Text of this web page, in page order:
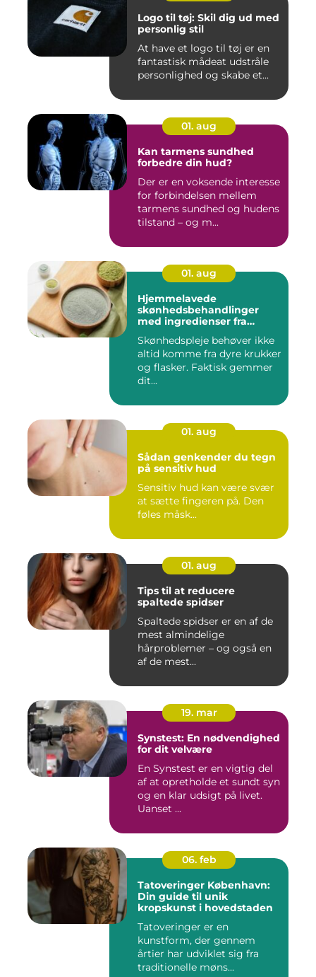
Logo til tøj: Skil dig ud med
personlig stil
At have et logo til tøj er en
fantastisk mådeat udstråle
personlighed og skabe et...
01. aug
Kan tarmens sundhed
forbedre din hud?
Der er en voksende interesse
for forbindelsen mellem
tarmens sundhed og hudens
tilstand – og m...
01. aug
Hjemmelavede
skønhedsbehandlinger
med ingredienser fra
Skønhedspleje behøver ikke
altid komme fra dyre krukker
og flasker. Faktisk gemmer
dit...
01. aug
Sådan genkender du tegn
på sensitiv hud
Sensitiv hud kan være svær
at sætte fingeren på. Den
føles måsk...
01. aug
Tips til at reducere
spaltede spidser
Spaltede spidser er en af de
mest almindelige
hårproblemer – og også en
af de mest...
19. mar
Synstest: En nødvendighed
for dit velvære
En Synstest er en vigtig del
af at opretholde et sundt syn
og en klar udsigt på livet.
Uanset ...
06. feb
Tatoveringer København:
Din guide til unik
kropskunst i hovedstaden
Tatoveringer er en
kunstform, der gennem
årtier har udviklet sig fra
traditionelle møns...